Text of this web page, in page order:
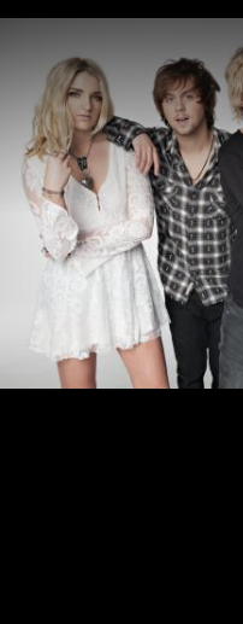
R5
Home News Musik
Pressefotos 2015